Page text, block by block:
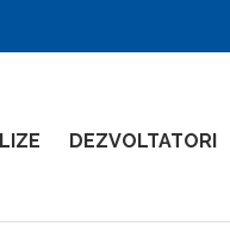
DEZVOLTATORI